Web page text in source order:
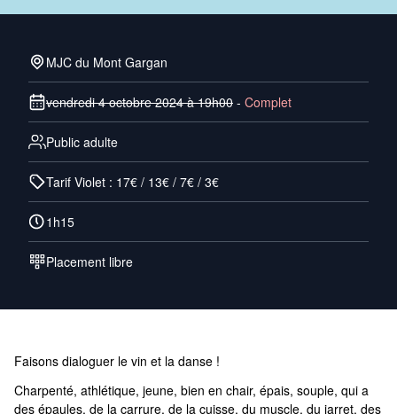
MJC du Mont Gargan
vendredi 4 octobre 2024 à 19h00 - Complet
Public adulte
Tarif Violet : 17€ / 13€ / 7€ / 3€
1h15
Placement libre
Faisons dialoguer le vin et la danse !
Charpenté, athlétique, jeune, bien en chair, épais, souple, qui a
des épaules, de la carrure, de la cuisse, du muscle, du jarret, des